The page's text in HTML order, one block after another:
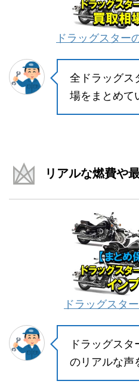
ドラッグスター
全ドラッグス
場をまとめて
リアルな燃費や
ドラッグスタ
ドラッグス
のリアルな声